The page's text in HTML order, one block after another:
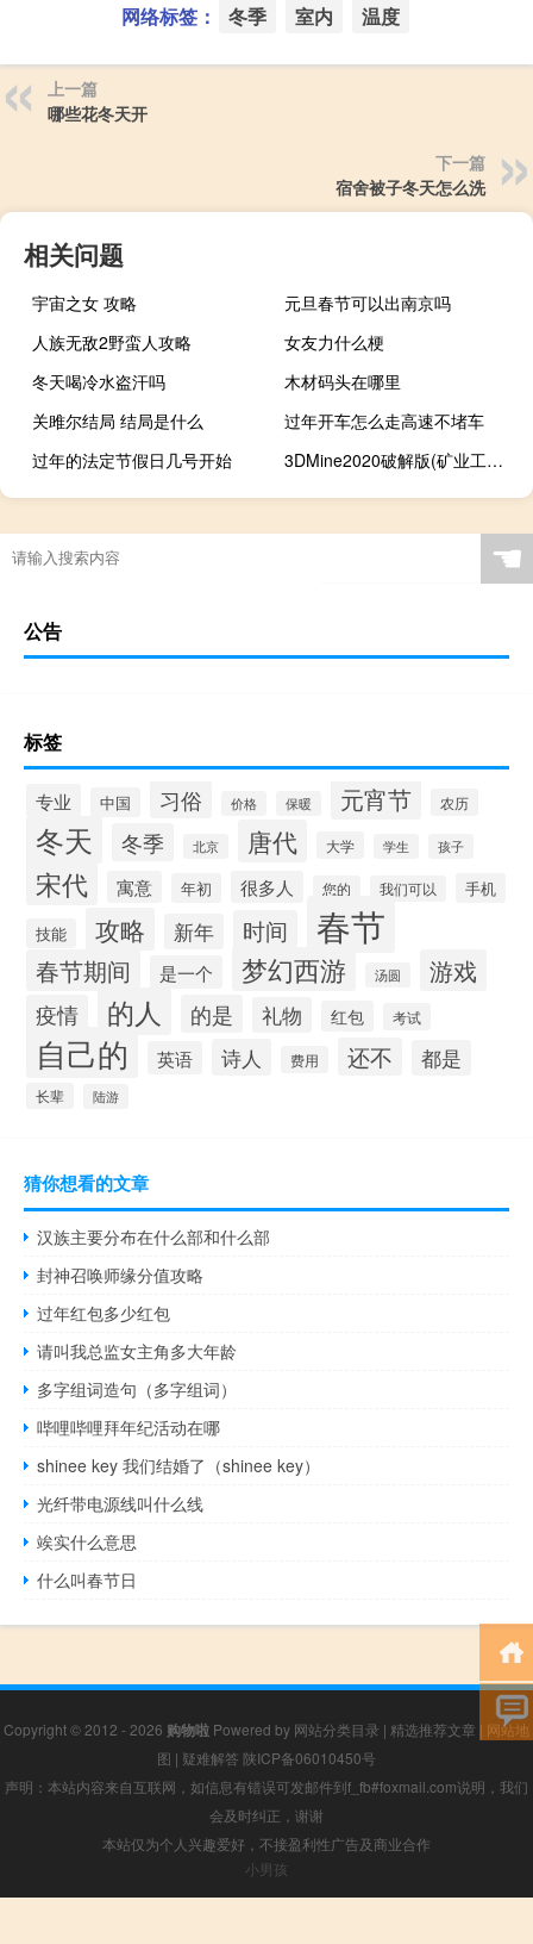
网络标签： 冬季 室内 温度
上一篇
哪些花冬天开
下一篇
宿舍被子冬天怎么洗
相关问题
宇宙之女 攻略
元旦春节可以出南京吗
人族无敌2野蛮人攻略
女友力什么梗
冬天喝冷水盗汗吗
木材码头在哪里
关雎尔结局 结局是什么
过年开车怎么走高速不堵车
过年的法定节假日几号开始
3DMine2020破解版(矿业工程软件) V2020.3.2 绿色破解版（3DMine2020破解版(矿业工程软件) V2020.3.2 绿色破解版功能简介）
☚
公告
标签
专业 中国 习俗 价格 保暖 元宵节 农历
冬天 冬季 北京 唐代 大学 学生 孩子
宋代 寓意 年初 很多人 您的 我们可以
手机
技能
攻略 新年 时间 春节
春节期间 是一个 梦幻西游 汤圆 游戏
疫情 的人 的是 礼物 红包 考试
自己的 英语 诗人 费用 还不 都是
长辈 陆游
猜你想看的文章
汉族主要分布在什么部和什么部
封神召唤师缘分值攻略
过年红包多少红包
请叫我总监女主角多大年龄
多字组词造句（多字组词）
哔哩哔哩拜年纪活动在哪
shinee key 我们结婚了（shinee key）
光纤带电源线叫什么线
竢实什么意思
什么叫春节日
Copyright © 2012 - 2026 购物啦 Powered by 网站分类目录 | 精选推荐文章 | 网站地
图 | 疑难解答 陕ICP备06010450号
声明：本站内容来自互联网，如信息有错误可发邮件到f_fb#foxmail.com说明，我们
会及时纠正，谢谢
本站仅为个人兴趣爱好，不接盈利性广告及商业合作
小男孩